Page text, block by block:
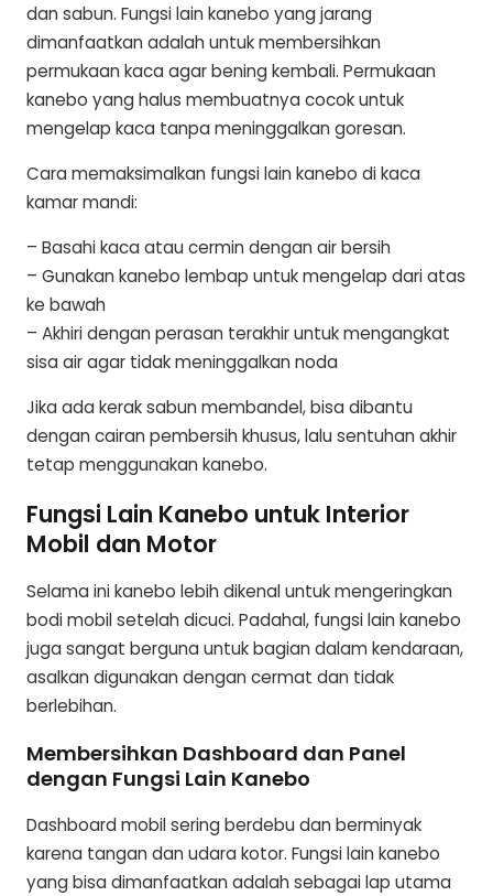
dan sabun. Fungsi lain kanebo yang jarang
dimanfaatkan adalah untuk membersihkan
permukaan kaca agar bening kembali. Permukaan
kanebo yang halus membuatnya cocok untuk
mengelap kaca tanpa meninggalkan goresan.
Cara memaksimalkan fungsi lain kanebo di kaca
kamar mandi:
– Basahi kaca atau cermin dengan air bersih
– Gunakan kanebo lembap untuk mengelap dari atas
ke bawah
– Akhiri dengan perasan terakhir untuk mengangkat
sisa air agar tidak meninggalkan noda
Jika ada kerak sabun membandel, bisa dibantu
dengan cairan pembersih khusus, lalu sentuhan akhir
tetap menggunakan kanebo.
Fungsi Lain Kanebo untuk Interior
Mobil dan Motor
Selama ini kanebo lebih dikenal untuk mengeringkan
bodi mobil setelah dicuci. Padahal, fungsi lain kanebo
juga sangat berguna untuk bagian dalam kendaraan,
asalkan digunakan dengan cermat dan tidak
berlebihan.
Membersihkan Dashboard dan Panel
dengan Fungsi Lain Kanebo
Dashboard mobil sering berdebu dan berminyak
karena tangan dan udara kotor. Fungsi lain kanebo
yang bisa dimanfaatkan adalah sebagai lap utama